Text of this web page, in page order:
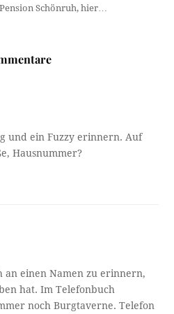
Schönruh, hier…
und ein Fuzzy erinnern. Auf
Hausnummer?
an einen Namen zu erinnern,
hat. Im Telefonbuch
noch Burgtaverne. Telefon